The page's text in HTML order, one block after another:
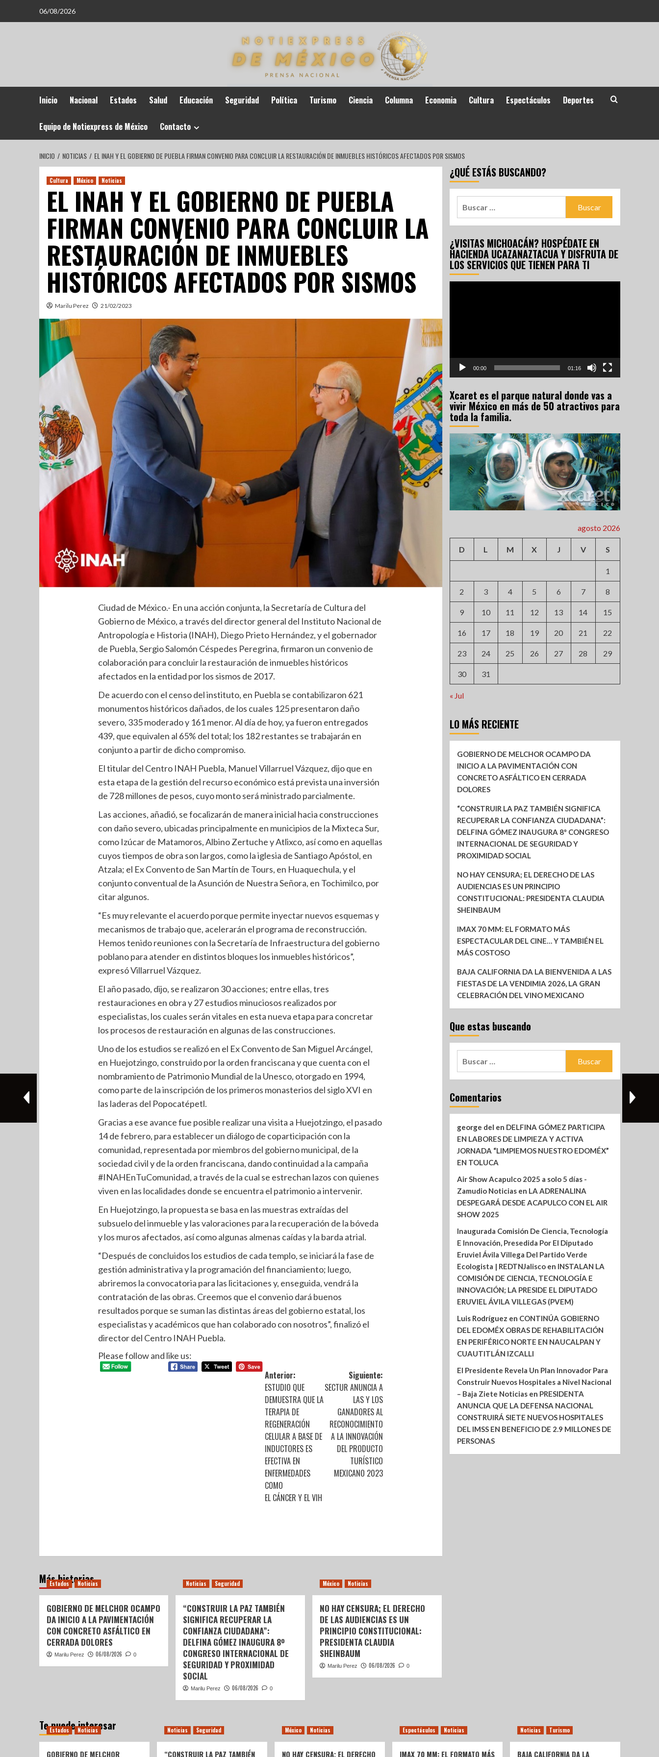
06/08/2026
Inicio Nacional Estados Salud Educación Seguridad Política Turismo Ciencia Columna Economia Cultura Espectáculos Deportes
Equipo de Notiexpress de México Contacto
INICIO NOTICIAS EL INAH Y EL GOBIERNO DE PUEBLA FIRMAN CONVENIO PARA CONCLUIR LA RESTAURACIÓN DE INMUEBLES HISTÓRICOS AFECTADOS POR SISMOS
Cultura México Noticias
EL INAH Y EL GOBIERNO DE PUEBLA
FIRMAN CONVENIO PARA CONCLUIR LA
RESTAURACIÓN DE INMUEBLES
HISTÓRICOS AFECTADOS POR SISMOS
Marilu Perez 21/02/2023
Ciudad de México.- En una acción conjunta, la Secretaría de Cultura del
Gobierno de México, a través del director general del Instituto Nacional de
Antropología e Historia (INAH), Diego Prieto Hernández, y el gobernador
de Puebla, Sergio Salomón Céspedes Peregrina, firmaron un convenio de
colaboración para concluir la restauración de inmuebles históricos
afectados en la entidad por los sismos de 2017.
De acuerdo con el censo del instituto, en Puebla se contabilizaron 621
monumentos históricos dañados, de los cuales 125 presentaron daño
severo, 335 moderado y 161 menor. Al día de hoy, ya fueron entregados
439, que equivalen al 65% del total; los 182 restantes se trabajarán en
conjunto a partir de dicho compromiso.
El titular del Centro INAH Puebla, Manuel Villarruel Vázquez, dijo que en
esta etapa de la gestión del recurso económico está prevista una inversión
de 728 millones de pesos, cuyo monto será ministrado parcialmente.
Las acciones, añadió, se focalizarán de manera inicial hacia construcciones
con daño severo, ubicadas principalmente en municipios de la Mixteca Sur,
como Izúcar de Matamoros, Albino Zertuche y Atlixco, así como en aquellas
cuyos tiempos de obra son largos, como la iglesia de Santiago Apóstol, en
Atzala; el Ex Convento de San Martín de Tours, en Huaquechula, y el
conjunto conventual de la Asunción de Nuestra Señora, en Tochimilco, por
citar algunos.
“Es muy relevante el acuerdo porque permite inyectar nuevos esquemas y
mecanismos de trabajo que, acelerarán el programa de reconstrucción.
Hemos tenido reuniones con la Secretaría de Infraestructura del gobierno
poblano para atender en distintos bloques los inmuebles históricos”,
expresó Villarruel Vázquez.
El año pasado, dijo, se realizaron 30 acciones; entre ellas, tres
restauraciones en obra y 27 estudios minuciosos realizados por
especialistas, los cuales serán vitales en esta nueva etapa para concretar
los procesos de restauración en algunas de las construcciones.
Uno de los estudios se realizó en el Ex Convento de San Miguel Arcángel,
en Huejotzingo, construido por la orden franciscana y que cuenta con el
nombramiento de Patrimonio Mundial de la Unesco, otorgado en 1994,
como parte de la inscripción de los primeros monasterios del siglo XVI en
las laderas del Popocatépetl.
Gracias a ese avance fue posible realizar una visita a Huejotzingo, el pasado
14 de febrero, para establecer un diálogo de coparticipación con la
comunidad, representada por miembros del gobierno municipal, de la
sociedad civil y de la orden franciscana, dando continuidad a la campaña
#INAHEnTuComunidad, a través de la cual se estrechan lazos con quienes
viven en las localidades donde se encuentra el patrimonio a intervenir.
En Huejotzingo, la propuesta se basa en las muestras extraídas del
subsuelo del inmueble y las valoraciones para la recuperación de la bóveda
y los muros afectados, así como algunas almenas caídas y la barda atrial.
“Después de concluidos los estudios de cada templo, se iniciará la fase de
gestión administrativa y la programación del financiamiento; luego,
abriremos la convocatoria para las licitaciones y, enseguida, vendrá la
contratación de las obras. Creemos que el convenio dará buenos
resultados porque se suman las distintas áreas del gobierno estatal, los
especialistas y académicos que han colaborado con nosotros”, finalizó el
director del Centro INAH Puebla.
Please follow and like us:
Anterior:
ESTUDIO QUE
DEMUESTRA QUE LA
TERAPIA DE
REGENERACIÓN
CELULAR A BASE DE
INDUCTORES ES
EFECTIVA EN
ENFERMEDADES
COMO
EL CÁNCER Y EL VIH
Siguiente:
SECTUR ANUNCIA A
LAS Y LOS
GANADORES AL
RECONOCIMIENTO
A LA INNOVACIÓN
DEL PRODUCTO
TURÍSTICO
MEXICANO 2023
Más historias
Estados Noticias
GOBIERNO DE MELCHOR OCAMPO
DA INICIO A LA PAVIMENTACIÓN
CON CONCRETO ASFÁLTICO EN
CERRADA DOLORES
Marilu Perez 06/08/2026 0
Noticias Seguridad
“CONSTRUIR LA PAZ TAMBIÉN
SIGNIFICA RECUPERAR LA
CONFIANZA CIUDADANA”:
DELFINA GÓMEZ INAUGURA 8º
CONGRESO INTERNACIONAL DE
SEGURIDAD Y PROXIMIDAD
SOCIAL
Marilu Perez 06/08/2026 0
México Noticias
NO HAY CENSURA; EL DERECHO
DE LAS AUDIENCIAS ES UN
PRINCIPIO CONSTITUCIONAL:
PRESIDENTA CLAUDIA
SHEINBAUM
Marilu Perez 06/08/2026 0
¿QUÉ ESTÁS BUSCANDO?
¿VISITAS MICHOACÁN? HOSPÉDATE EN
HACIENDA UCAZANAZTACUA Y DISFRUTA DE
LOS SERVICIOS QUE TIENEN PARA TI
00:00 01:16
Xcaret es el parque natural donde vas a
vivir México en más de 50 atractivos para
toda la familia.
agosto 2026
D L M X J V S
1
2 3 4 5 6 7 8
9 10 11 12 13 14 15
16 17 18 19 20 21 22
23 24 25 26 27 28 29
30 31
« Jul
LO MÁS RECIENTE
GOBIERNO DE MELCHOR OCAMPO DA
INICIO A LA PAVIMENTACIÓN CON
CONCRETO ASFÁLTICO EN CERRADA
DOLORES
“CONSTRUIR LA PAZ TAMBIÉN SIGNIFICA
RECUPERAR LA CONFIANZA CIUDADANA”:
DELFINA GÓMEZ INAUGURA 8º CONGRESO
INTERNACIONAL DE SEGURIDAD Y
PROXIMIDAD SOCIAL
NO HAY CENSURA; EL DERECHO DE LAS
AUDIENCIAS ES UN PRINCIPIO
CONSTITUCIONAL: PRESIDENTA CLAUDIA
SHEINBAUM
IMAX 70 MM: EL FORMATO MÁS
ESPECTACULAR DEL CINE… Y TAMBIÉN EL
MÁS COSTOSO
BAJA CALIFORNIA DA LA BIENVENIDA A LAS
FIESTAS DE LA VENDIMIA 2026, LA GRAN
CELEBRACIÓN DEL VINO MEXICANO
Que estas buscando
Comentarios
george del en DELFINA GÓMEZ PARTICIPA
EN LABORES DE LIMPIEZA Y ACTIVA
JORNADA “LIMPIEMOS NUESTRO EDOMÉX”
EN TOLUCA
Air Show Acapulco 2025 a solo 5 días -
Zamudio Noticiasen LA ADRENALINA
DESPEGARÁ DESDE ACAPULCO CON EL AIR
SHOW 2025
Inaugurada Comisión De Ciencia, Tecnología
E Innovación, Presedida Por El Diputado
Eruviel Ávila Villega Del Partido Verde
Ecologista | REDTNJaliscoen INSTALAN LA
COMISIÓN DE CIENCIA, TECNOLOGÍA E
INNOVACIÓN; LA PRESIDE EL DIPUTADO
ERUVIEL ÁVILA VILLEGAS (PVEM)
Luis Rodríguez en CONTINÚA GOBIERNO
DEL EDOMÉX OBRAS DE REHABILITACIÓN
EN PERIFÉRICO NORTE EN NAUCALPAN Y
CUAUTITLÁN IZCALLI
El Presidente Revela Un Plan Innovador Para
Construir Nuevos Hospitales a Nivel Nacional
– Baja Ziete Noticiasen PRESIDENTA
ANUNCIA QUE LA DEFENSA NACIONAL
CONSTRUIRÁ SIETE NUEVOS HOSPITALES
DEL IMSS EN BENEFICIO DE 2.9 MILLONES DE
PERSONAS
Te puede interesar
Estados Noticias
GOBIERNO DE MELCHOR
Noticias Seguridad
“CONSTRUIR LA PAZ TAMBIÉN
México Noticias
NO HAY CENSURA; EL DERECHO
Espectáculos Noticias
IMAX 70 MM: EL FORMATO MÁS
Noticias Turismo
BAJA CALIFORNIA DA LA